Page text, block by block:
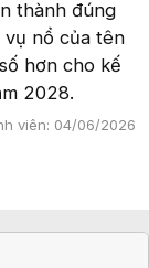
thành đúng
vụ nổ của tên
hơn cho kế
2028.
viên: 04/06/2026